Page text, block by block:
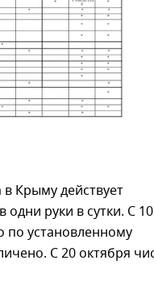
Крыму действует
в одни руки в сутки. С 10
по установленному
С 20 октября